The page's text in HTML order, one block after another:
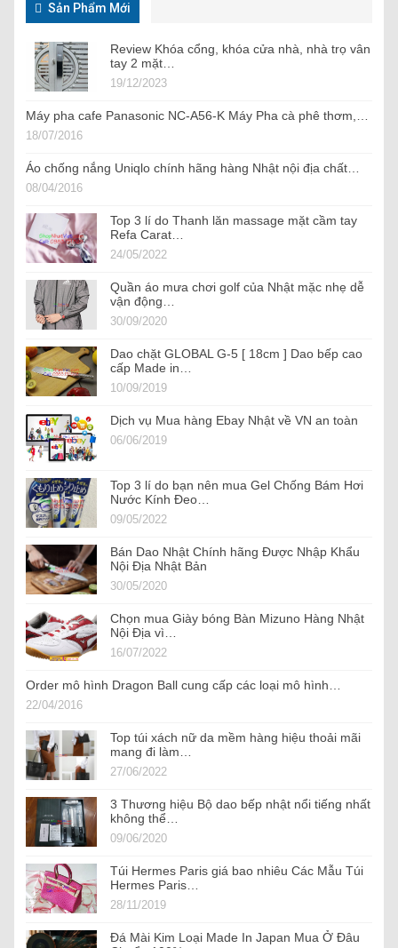
Sản Phẩm Mới
Review Khóa cổng, khóa cửa nhà, nhà trọ vân
tay 2 mặt…
19/12/2023
Máy pha cafe Panasonic NC-A56-K Máy Pha cà phê thơm,…
18/07/2016
Áo chống nắng Uniqlo chính hãng hàng Nhật nội địa chất…
08/04/2016
Top 3 lí do Thanh lăn massage mặt cầm tay
Refa Carat…
24/05/2022
Quần áo mưa chơi golf của Nhật mặc nhẹ dễ
vận động…
30/09/2020
Dao chặt GLOBAL G-5 [ 18cm ] Dao bếp cao
cấp Made in…
10/09/2019
Dịch vụ Mua hàng Ebay Nhật về VN an toàn
06/06/2019
Top 3 lí do bạn nên mua Gel Chống Bám Hơi
Nước Kính Đeo…
09/05/2022
Bán Dao Nhật Chính hãng Được Nhập Khẩu
Nội Địa Nhật Bản
30/05/2020
Chọn mua Giày bóng Bàn Mizuno Hàng Nhật
Nội Địa vì…
16/07/2022
Order mô hình Dragon Ball cung cấp các loại mô hình…
22/04/2016
Top túi xách nữ da mềm hàng hiệu thoải mãi
mang đi làm…
27/06/2022
3 Thương hiệu Bộ dao bếp nhật nổi tiếng nhất
không thể…
09/06/2020
Túi Hermes Paris giá bao nhiêu Các Mẫu Túi
Hermes Paris…
28/11/2019
Đá Mài Kim Loại Made In Japan Mua Ở Đâu